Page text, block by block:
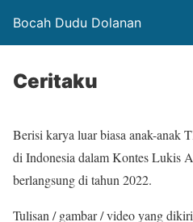
Bocah Dudu Dolanan
Ceritaku
Berisi karya luar biasa anak-anak
di Indonesia dalam Kontes Lukis
berlangsung di tahun 2022.
Tulisan / gambar / video yang